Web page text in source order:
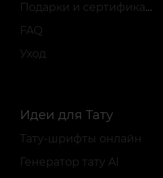
Подарки и сертификаты
FAQ
Уход
Идеи для Тату
Тату-шрифты онлайн
Генератор тату AI